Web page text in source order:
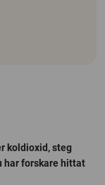
koldioxid, steg
har forskare hittat